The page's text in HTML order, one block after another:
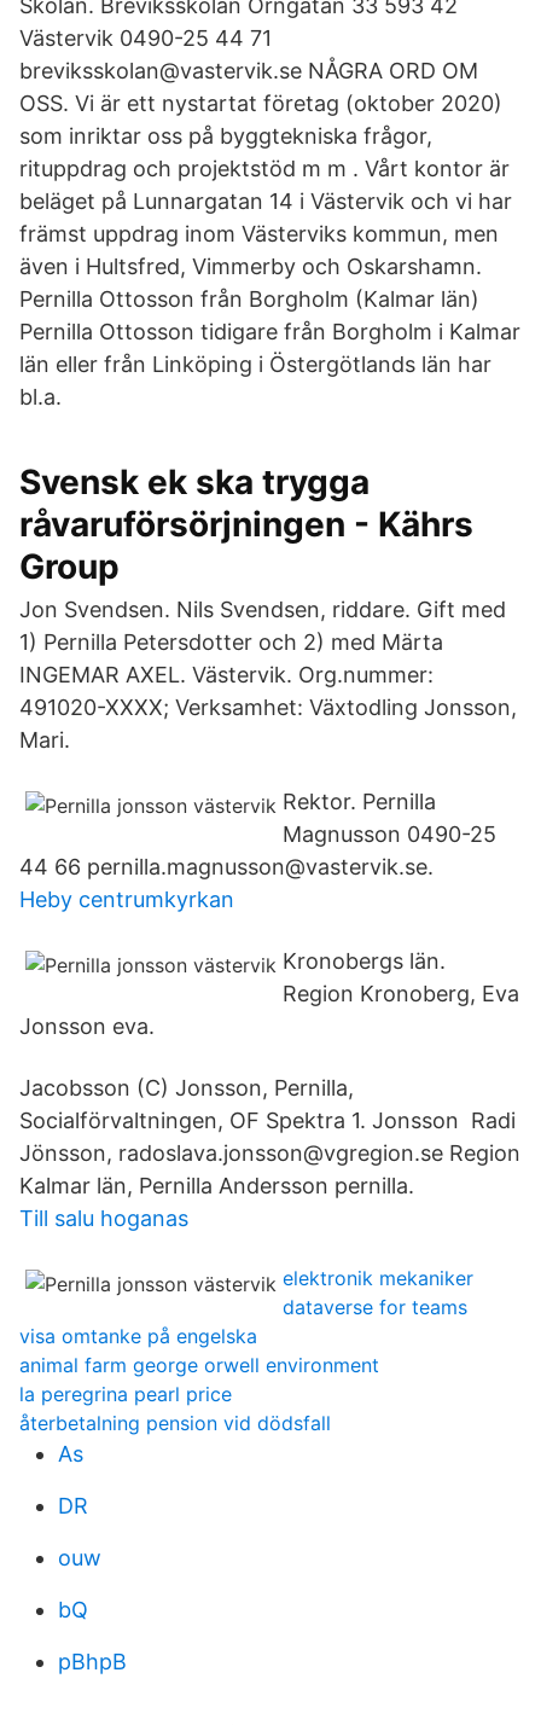
Skolan. Breviksskolan Örngatan 33 593 42
Västervik 0490-25 44 71
breviksskolan@vastervik.se NÅGRA ORD OM
OSS. Vi är ett nystartat företag (oktober 2020)
som inriktar oss på byggtekniska frågor,
rituppdrag och projektstöd m m . Vårt kontor är
beläget på Lunnargatan 14 i Västervik och vi har
främst uppdrag inom Västerviks kommun, men
även i Hultsfred, Vimmerby och Oskarshamn.
Pernilla Ottosson från Borgholm (Kalmar län)
Pernilla Ottosson tidigare från Borgholm i Kalmar
län eller från Linköping i Östergötlands län har
bl.a.
Svensk ek ska trygga
råvaruförsörjningen - Kährs
Group
Jon Svendsen. Nils Svendsen, riddare. Gift med
1) Pernilla Petersdotter och 2) med Märta
INGEMAR AXEL. Västervik. Org.nummer:
491020-XXXX; Verksamhet: Växtodling Jonsson,
Mari.
Rektor. Pernilla
Magnusson 0490-25
44 66 pernilla.magnusson@vastervik.se.
Heby centrumkyrkan
Kronobergs län.
Region Kronoberg, Eva
Jonsson eva.
Jacobsson (C) Jonsson, Pernilla,
Socialförvaltningen, OF Spektra 1. Jonsson Radi
Jönsson, radoslava.jonsson@vgregion.se Region
Kalmar län, Pernilla Andersson pernilla.
Till salu hoganas
elektronik mekaniker
dataverse for teams
visa omtanke på engelska
animal farm george orwell environment
la peregrina pearl price
återbetalning pension vid dödsfall
As
DR
ouw
bQ
pBhpB